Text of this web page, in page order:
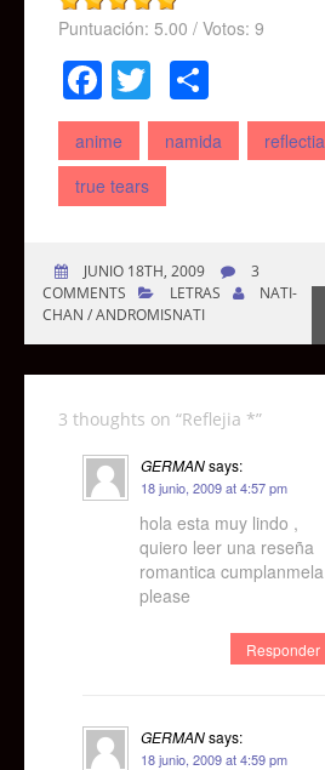
Puntuación: 5.00 / Votos: 9
Facebook
Twitter
anime namida
reflectia
true tears
JUNIO 18TH, 2009
3
COMMENTS
LETRAS
NATI-
CHAN / ANDROMISNATI
3 thoughts on “Reflejia *”
GERMANsays:
18 junio, 2009 at 4:57 pm
hola esta muy lindo ,
quiero leer una reseña
romantica cumplanmela
please
Responder
GERMANsays:
18 junio, 2009 at 4:59 pm